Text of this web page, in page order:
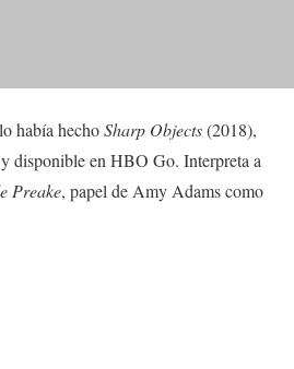
había hechoSharp Objects(2018),
disponible en HBO Go. Interpreta a
Preake, papel de Amy Adams como